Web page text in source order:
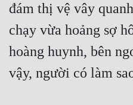
đám thị vệ vây
chạy vừa hoảng sợ
hoàng huynh, bên
vậy, người có làm